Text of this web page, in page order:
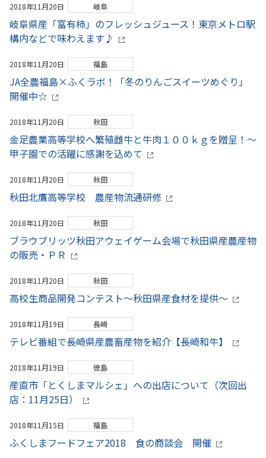
2018年11月20日 岐阜
岐阜県産「富有柿」のフレッシュジュース！東京メトロ駅
構内などで味わえます♪
2018年11月20日 福島
JA全農福島×ふくラボ！「冬のりんごスイーツめぐり」
開催中☆
2018年11月20日 秋田
金足農業高等学校へ繁殖雌牛と牛肉１００ｋｇを贈呈！～
甲子園での活躍に感謝を込めて
2018年11月20日 秋田
秋田北鷹高等学校 農産物流通研修
2018年11月20日 秋田
ブラウブリッツ秋田アウェイゲーム会場で秋田県産農産物
の販売・ＰＲ
2018年11月20日 秋田
高校生商品開発コンテスト～秋田県産食材を提供～
2018年11月19日 長崎
テレビ番組で長崎県産農畜産物を紹介【長崎和牛】
2018年11月19日 徳島
産直市「とくしまマルシェ」への出店について（次回出
店：11月25日）
2018年11月15日 福島
ふくしまフードフェア2018 食の商談会 開催